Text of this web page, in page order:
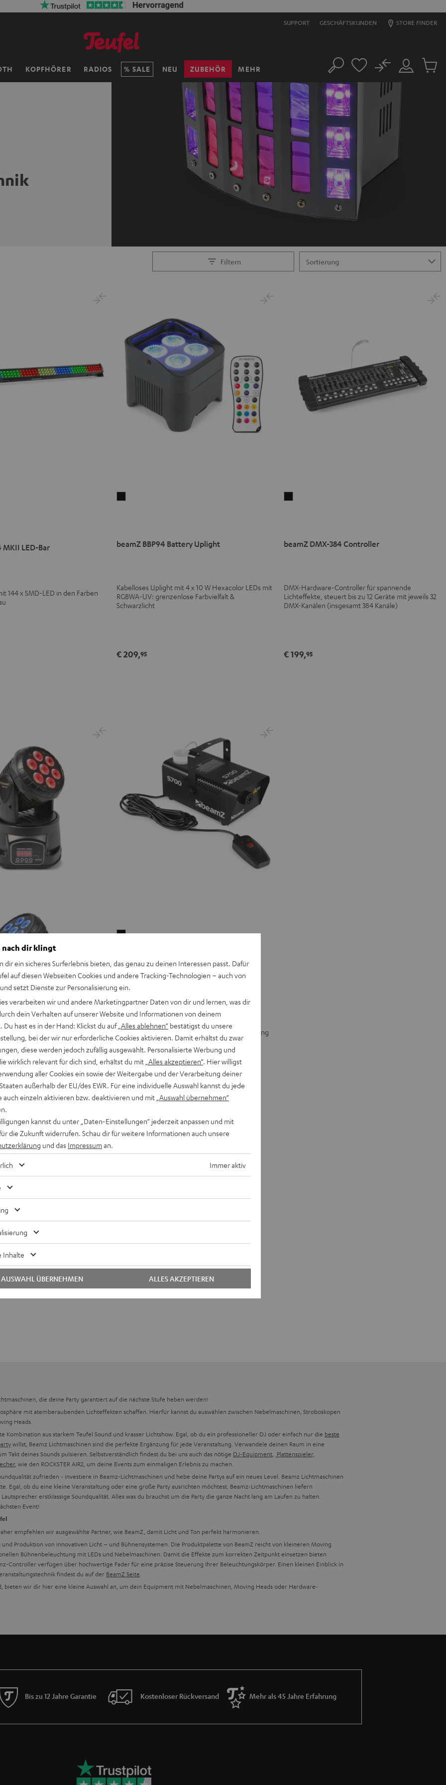
SUPPORT GESCHÄFTSKUNDEN STORE FINDER
KOPFHÖRER RADIOS SALE NEU ZUBEHÖR MEHR Suche
Mein
Konto
No
Artikel
Filtern
MKII LED-Bar
144 x SMD-LED in den Farben
Schwarz
beamZ BBP94 Battery Uplight
Kabelloses Uplight mit 4 x 10 W Hexacolor LEDs mit
RGBWA-UV: grenzenlose Farbvielfalt &
Schwarzlicht
€ 209,95
Schwarz
beamZ DMX-384 Controller
DMX-Hardware-Controller für spannende
Lichteffekte, steuert bis zu 12 Geräte mit jeweils 32
DMX-Kanälen (insgesamt 384 Kanäle)
€ 199,95
Moving Head
Head-Wash für die
deiner Show
beamZ
Nebelmaschine
Schwarz
beamZ S700 Nebelmaschine
700-Watt-Nebelmaschine in robuster Ausführung
für Bühne, Bar und Club
die deine Party garantiert auf die nächste Stufe heben werden!
mit atemberaubenden Lichteffekten schaffen. Hierfür kannst du auswählen zwischen Nebelmaschinen, Stroboskopen
Heads.
Kombination aus starkem Teufel Sound und krasser Lichtshow. Egal, ob du ein professioneller DJ oder einfach nur die beste
willst, Beamz Lichtmaschinen sind die perfekte Ergänzung für jede Veranstaltung. Verwandele deinen Raum in eine
Takt deines Sounds pulsieren. Selbstverständlich findest du bei uns auch das nötige DJ-Equipment
Plattenspieler,
, wie den ROCKSTER AIR2, um deine Events zum einmaligen Erlebnis zu machen.
zufrieden - investiere in Beamz-Lichtmaschinen und hebe deine Partys auf ein neues Level. Beamz Lichtmaschinen
Egal, ob du eine kleine Veranstaltung oder eine große Party ausrichten möchtest. Beamz-Lichtmaschinen liefern
erstklassige Soundqualität. Alles was du brauchst um die Party die ganze Nacht lang am Laufen zu halten.
Event!
empfehlen wir ausgewählte Partner, wie BeamZ, damit Licht und Ton perfekt harmonieren.
Produktion von innovativen Licht – und Bühnensystemen. Die Produktpalette von BeamZ reicht von kleineren Moving
Bühnenbeleuchtung mit LEDs und Nebelmaschinen. Damit die Effekte zum korrekten Zeitpunkt einsetzen bieten
Controller verfügen über hochwertige Fader für eine präzise Steuerung Ihrer Beleuchtungskörper. Einen kleinen Einblick in
findest du auf der BeamZ Seite
bieten wir dir hier eine kleine Auswahl an, um dein Equipment mit Nebelmaschinen, Moving Heads oder Hardware-
Bis zu 12 Jahre Garantie Kostenloser Rückversand Mehr als 45 Jahre Erfahrung
nach dir klingt
dir ein sicheres Surferlebnis bieten, das genau zu deinen Interessen passt. Dafür
auf diesen Webseiten Cookies und andere Tracking-Technologien – auch von
setzt Dienste zur Personalisierung ein.
verarbeiten wir und andere Marketingpartner Daten von dir und lernen, was dir
dein Verhalten auf unserer Website und Informationen von deinem
Du hast es in der Hand: Klickst du auf „Alles ablehnen“ bestätigst du unsere
bei der wir nur erforderliche Cookies aktivieren. Damit erhältst du zwar
diese werden jedoch zufällig ausgewählt. Personalisierte Werbung und
wirklich relevant für dich sind, erhältst du mit „Alles akzeptieren“. Hier willigst
aller Cookies ein sowie der Weitergabe und der Verarbeitung deiner
außerhalb der EU/des EWR. Für eine individuelle Auswahl kannst du jede
auch einzeln aktivieren bzw. deaktivieren und mit „Auswahl übernehmen“
kannst du unter „Daten-Einstellungen“ jederzeit anpassen und mit
die Zukunft widerrufen. Schau dir für weitere Informationen auch unsere
und das Impressum an.
Immer aktiv
Inhalte
ALLES AKZEPTIEREN
AUSWAHL ÜBERNEHMEN